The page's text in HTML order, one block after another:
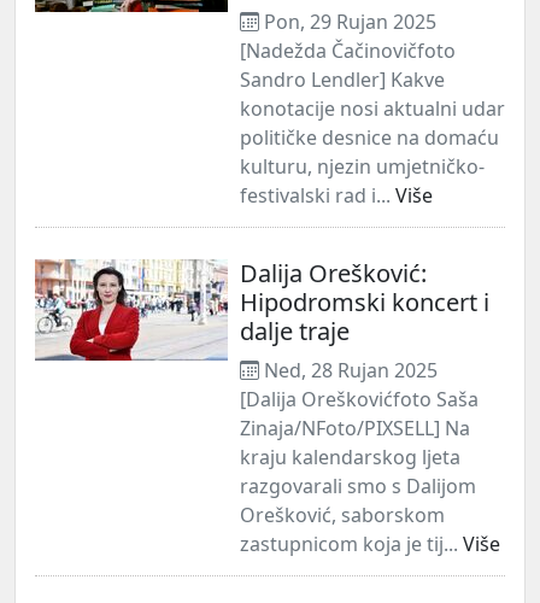
Pon, 29 Rujan 2025
[Nadežda Čačinovičfoto
Sandro Lendler] Kakve
konotacije nosi aktualni udar
političke desnice na domaću
kulturu, njezin umjetničko-
festivalski rad i... Više
Dalija Orešković:
Hipodromski koncert i
dalje traje
Ned, 28 Rujan 2025
[Dalija Oreškovićfoto Saša
Zinaja/NFoto/PIXSELL] Na
kraju kalendarskog ljeta
razgovarali smo s Dalijom
Orešković, saborskom
zastupnicom koja je tij... Više